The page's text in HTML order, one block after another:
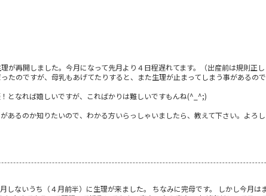
が再開しました。今月になって先月より４日程遅れてます。（出産前は規則正
たのですが、母乳もあげてたりすると、また生理が止まってしまう事があるの
となれば嬉しいですが、こればかりは難しいですもんね(^_^;)
あるのか知りたいので、わかる方いらっしゃいましたら、教えて下さい。よろ
ないうち（４月前半）に生理が来ました。 ちなみに完母です。 しかし今月は